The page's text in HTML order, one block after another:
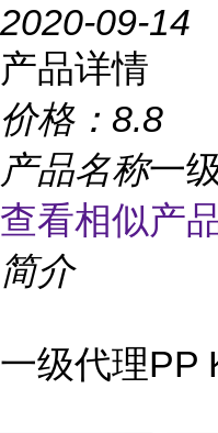
2020-09-14
产品详情
价格： 8.8
产品名称一
查看相似产
简介
一级代理PP